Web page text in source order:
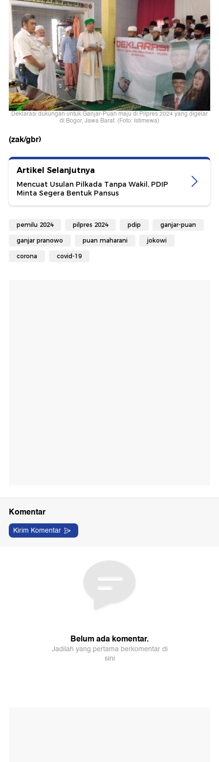
Deklarasi dukungan untuk Ganjar-Puan maju di Pilpres 2024 yang digelar
di Bogor, Jawa Barat. (Foto: Istimewa)
(zak/gbr)
Artikel Selanjutnya
Mencuat Usulan Pilkada Tanpa Wakil, PDIP
Minta Segera Bentuk Pansus
pemilu 2024 pilpres 2024 pdip ganjar-puan
ganjar pranowo puan maharani jokowi
corona covid-19